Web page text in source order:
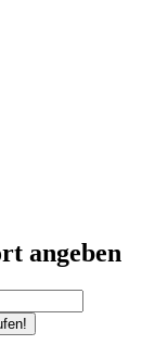
angeben